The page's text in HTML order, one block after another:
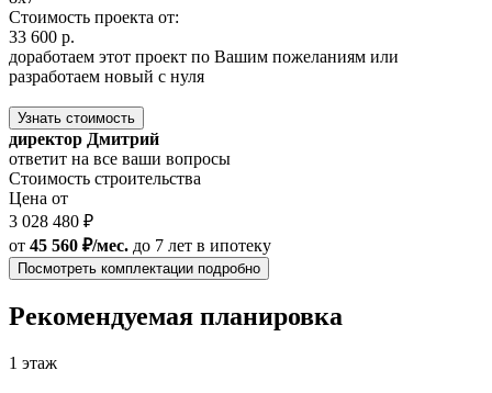
Стоимость проекта от:
33 600 р.
доработаем этот проект по Вашим пожеланиям или
разработаем новый с нуля
Узнать стоимость
директор Дмитрий
ответит на все ваши вопросы
Стоимость строительства
Цена от
3 028 480 ₽
от 45 560 ₽/мес. до 7 лет в ипотеку
Посмотреть комплектации подробно
Рекомендуемая планировка
1 этаж